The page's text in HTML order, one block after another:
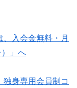
入会金無料・月
」へ
独身専用会員制コ